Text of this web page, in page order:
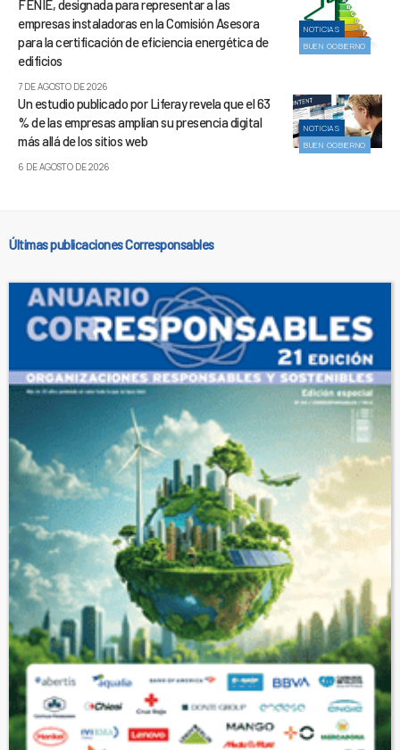
NOTICIAS
BUEN GOBIERNO
FENIE, designada para representar a las
empresas instaladoras en la Comisión Asesora
para la certificación de eficiencia energética de
edificios
7 DE AGOSTO DE 2026
NOTICIAS
BUEN GOBIERNO
Un estudio publicado por Liferay revela que el 63
% de las empresas amplían su presencia digital
más allá de los sitios web
6 DE AGOSTO DE 2026
Últimas publicaciones Corresponsables